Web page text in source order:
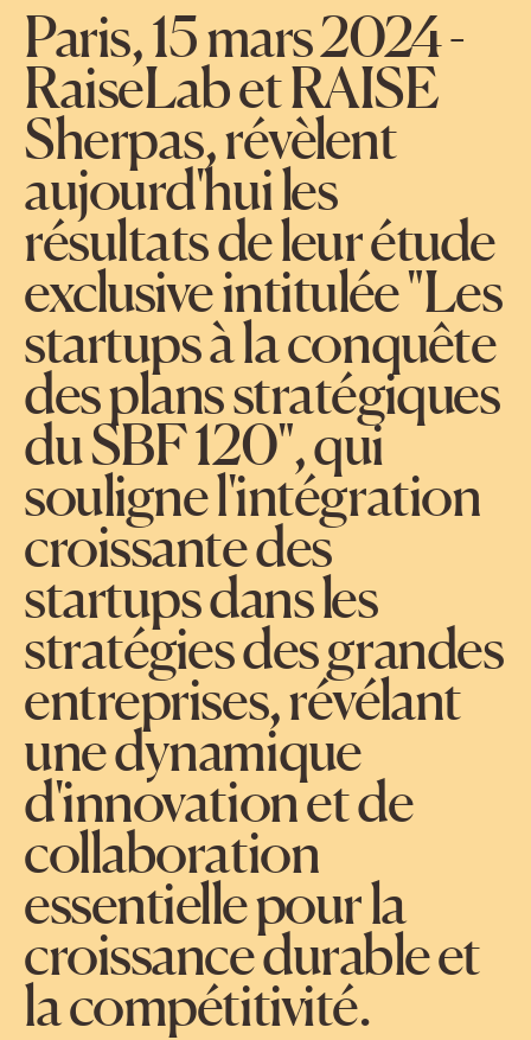
Paris, 15 mars 2024 -
RaiseLab et RAISE
Sherpas, révèlent
aujourd'hui les
résultats de leur étude
exclusive intitulée "Les
startups à la conquête
des plans stratégiques
du SBF 120", qui
souligne l'intégration
croissante des
startups dans les
stratégies des grandes
entreprises, révélant
une dynamique
d'innovation et de
collaboration
essentielle pour la
croissance durable et
la compétitivité.